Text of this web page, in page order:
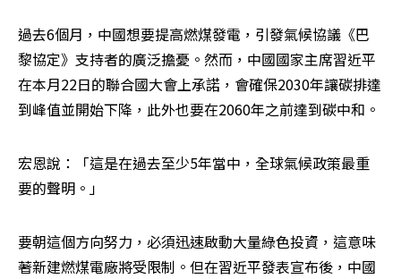
過去6個月，中國想要提高燃煤發電，引發氣候協議《巴
黎協定》支持者的廣泛擔憂。然而，中國國家主席習近平
在本月22日的聯合國大會上承諾，會確保2030年讓碳排達
到峰值並開始下降，此外也要在2060年之前達到碳中和。
宏恩說：「這是在過去至少5年當中，全球氣候政策最重
要的聲明。」
要朝這個方向努力，必須迅速啟動大量綠色投資，這意味
著新建燃煤電廠將受限制。但在習近平發表宣布後，中國